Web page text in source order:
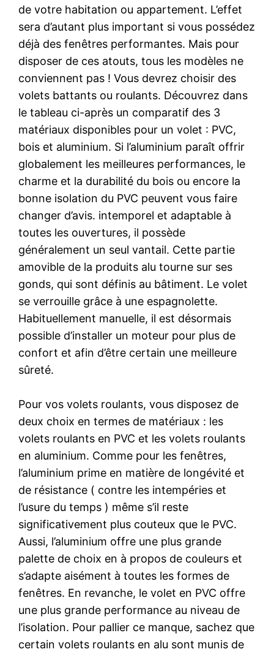
de votre habitation ou appartement. L’effet
sera d’autant plus important si vous possédez
déjà des fenêtres performantes. Mais pour
disposer de ces atouts, tous les modèles ne
conviennent pas ! Vous devrez choisir des
volets battants ou roulants. Découvrez dans
le tableau ci-après un comparatif des 3
matériaux disponibles pour un volet : PVC,
bois et aluminium. Si l’aluminium paraît offrir
globalement les meilleures performances, le
charme et la durabilité du bois ou encore la
bonne isolation du PVC peuvent vous faire
changer d’avis. intemporel et adaptable à
toutes les ouvertures, il possède
généralement un seul vantail. Cette partie
amovible de la produits alu tourne sur ses
gonds, qui sont définis au bâtiment. Le volet
se verrouille grâce à une espagnolette.
Habituellement manuelle, il est désormais
possible d’installer un moteur pour plus de
confort et afin d’être certain une meilleure
sûreté.
Pour vos volets roulants, vous disposez de
deux choix en termes de matériaux : les
volets roulants en PVC et les volets roulants
en aluminium. Comme pour les fenêtres,
l’aluminium prime en matière de longévité et
de résistance ( contre les intempéries et
l’usure du temps ) même s’il reste
significativement plus couteux que le PVC.
Aussi, l’aluminium offre une plus grande
palette de choix en à propos de couleurs et
s’adapte aisément à toutes les formes de
fenêtres. En revanche, le volet en PVC offre
une plus grande performance au niveau de
l’isolation. Pour pallier ce manque, sachez que
certain volets roulants en alu sont munis de